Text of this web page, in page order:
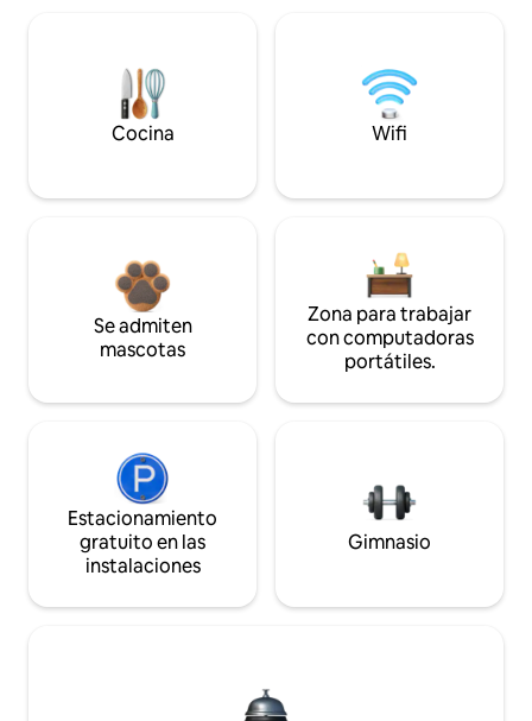
Cocina Wifi
Se admiten
mascotas
Zona para trabajar
con computadoras
portátiles.
Estacionamiento
gratuito en las
instalaciones
Gimnasio